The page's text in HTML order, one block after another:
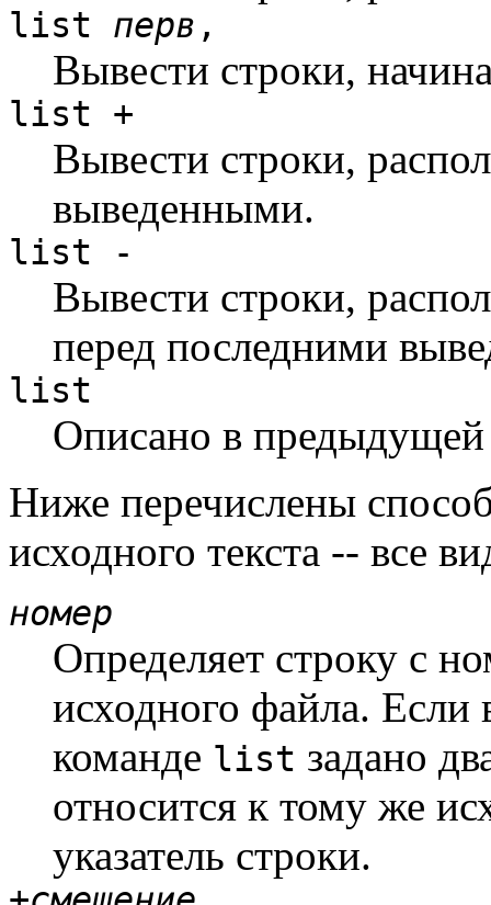
list перв ,
Вывести строки,
list +
Вывести строки,
выведенными.
list -
Вывести строки,
перед последними
list
Описано в предыдущей
Ниже перечислены
исходного текста -- все
номер
Определяет строку с
исходного файла. Если
команде list задано
относится к тому же
указатель строки.